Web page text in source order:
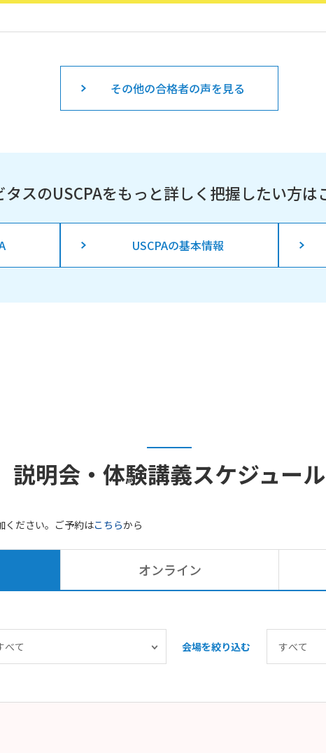
その他の合格者の声を見る
タスのUSCPAをもっと詳しく把握したい方は
USCPAの基本情報
説明会・体験講義スケジュール
ください。ご予約はこちらから
オンライン
会場を絞り込む